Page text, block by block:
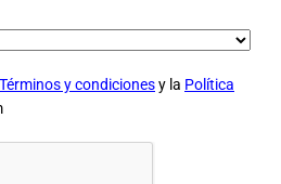
Términos y condicionesy la Política